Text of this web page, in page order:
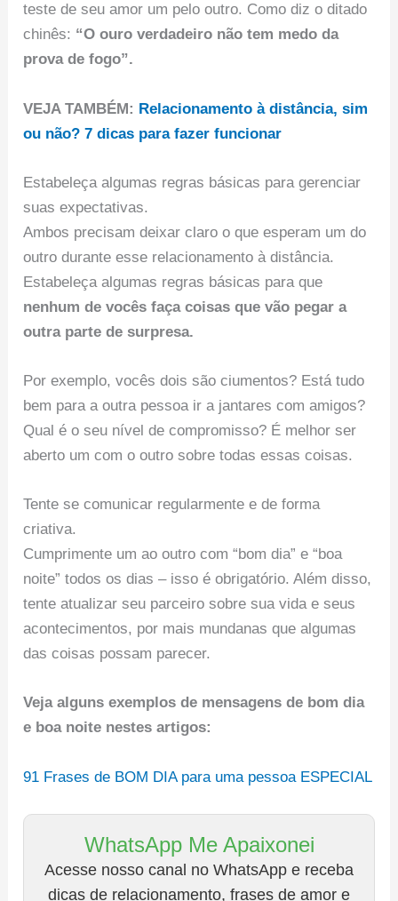
teste de seu amor um pelo outro. Como diz o ditado
chinês: “O ouro verdadeiro não tem medo da
prova de fogo”.
VEJA TAMBÉM: Relacionamento à distância, sim
ou não? 7 dicas para fazer funcionar
Estabeleça algumas regras básicas para gerenciar
suas expectativas.
Ambos precisam deixar claro o que esperam um do
outro durante esse relacionamento à distância.
Estabeleça algumas regras básicas para que
nenhum de vocês faça coisas que vão pegar a
outra parte de surpresa.
Por exemplo, vocês dois são ciumentos? Está tudo
bem para a outra pessoa ir a jantares com amigos?
Qual é o seu nível de compromisso? É melhor ser
aberto um com o outro sobre todas essas coisas.
Tente se comunicar regularmente e de forma
criativa.
Cumprimente um ao outro com “bom dia” e “boa
noite” todos os dias – isso é obrigatório. Além disso,
tente atualizar seu parceiro sobre sua vida e seus
acontecimentos, por mais mundanas que algumas
das coisas possam parecer.
Veja alguns exemplos de mensagens de bom dia
e boa noite nestes artigos:
91 Frases de BOM DIA para uma pessoa ESPECIAL
WhatsApp Me Apaixonei
Acesse nosso canal no WhatsApp e receba
dicas de relacionamento, frases de amor e